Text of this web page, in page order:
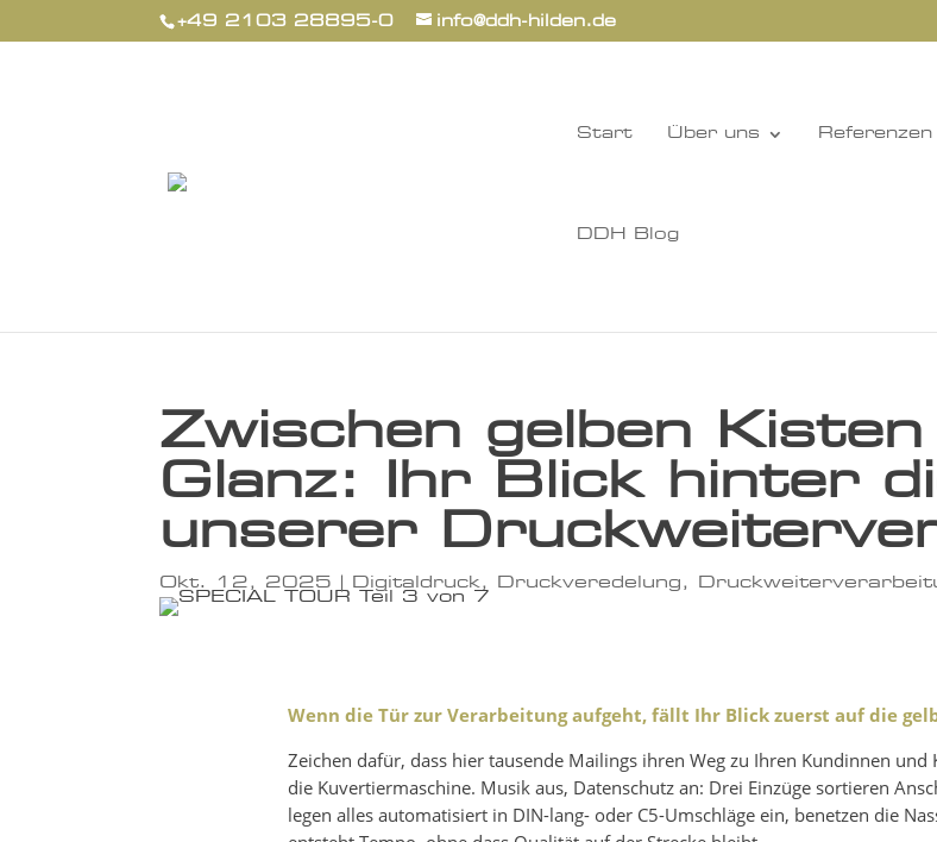
+49 2103 28895-0 info@ddh-hilden.de
Start Über uns Referenzen
DDH Blog
Zwischen gelben
Glanz: Ihr Blick hinter
unserer
Okt. 12, 2025 Digitaldruck , Druckveredelung ,
Wenn die Tür zur Verarbeitung aufgeht, fällt Ihr Blick zuerst auf die
Zeichen dafür, dass hier tausende Mailings ihren Weg zu Ihren Kundinnen
die Kuvertiermaschine. Musik aus, Datenschutz an: Drei Einzüge sortieren
legen alles automatisiert in DIN-lang- oder C5-Umschläge ein, benetzen die